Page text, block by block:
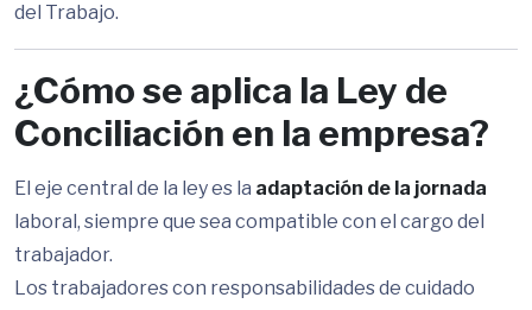
del Trabajo.
¿Cómo se aplica la Ley de
Conciliación en la empresa?
El eje central de la ley es la adaptación de la jornada
laboral, siempre que sea compatible con el cargo del
trabajador.
Los trabajadores con responsabilidades de cuidado